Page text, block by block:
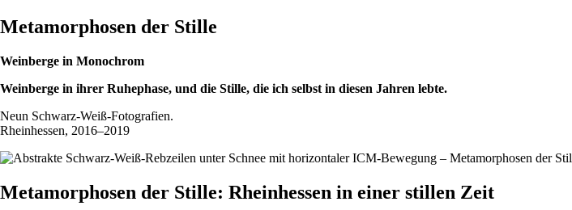
Metamorphosen der Stille
Weinberge in Monochrom
Weinberge in ihrer Ruhephase, und die Stille, die ich selbst in diesen Jahren lebte.
Neun Schwarz-Weiß-Fotografien.
Rheinhessen, 2016–2019
Metamorphosen der Stille: Rheinhessen in einer stillen Zeit